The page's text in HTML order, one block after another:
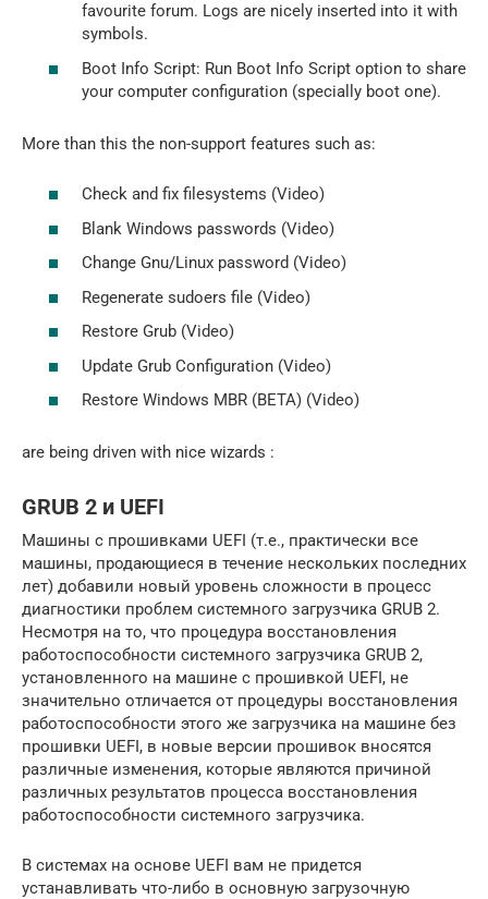
favourite forum. Logs are nicely inserted into it with
symbols.
Boot Info Script: Run Boot Info Script option to share
your computer configuration (specially boot one).
More than this the non-support features such as:
Check and fix filesystems (Video)
Blank Windows passwords (Video)
Change Gnu/Linux password (Video)
Regenerate sudoers file (Video)
Restore Grub (Video)
Update Grub Configuration (Video)
Restore Windows MBR (BETA) (Video)
are being driven with nice wizards :
GRUB 2 и UEFI
Машины с прошивками UEFI (т.е., практически все
машины, продающиеся в течение нескольких последних
лет) добавили новый уровень сложности в процесс
диагностики проблем системного загрузчика GRUB 2.
Несмотря на то, что процедура восстановления
работоспособности системного загрузчика GRUB 2,
установленного на машине с прошивкой UEFI, не
значительно отличается от процедуры восстановления
работоспособности этого же загрузчика на машине без
прошивки UEFI, в новые версии прошивок вносятся
различные изменения, которые являются причиной
различных результатов процесса восстановления
работоспособности системного загрузчика.
В системах на основе UEFI вам не придется
устанавливать что-либо в основную загрузочную